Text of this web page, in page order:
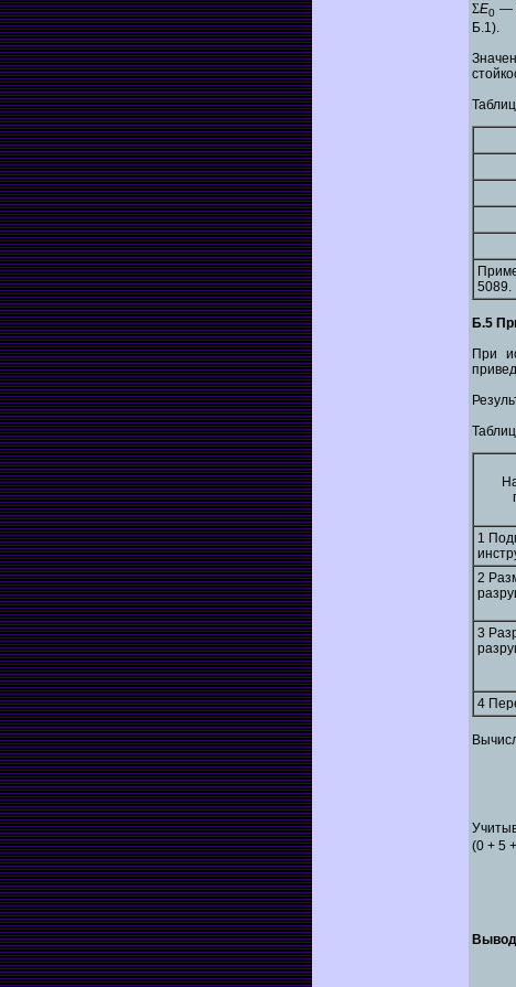
ΣЕ0 —
Б.1).
5089.
Б.5
При
1
2
3
4
(0 + 5